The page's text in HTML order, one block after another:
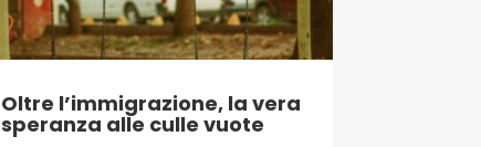
Oltre l’immigrazione, la vera
speranza alle culle vuote